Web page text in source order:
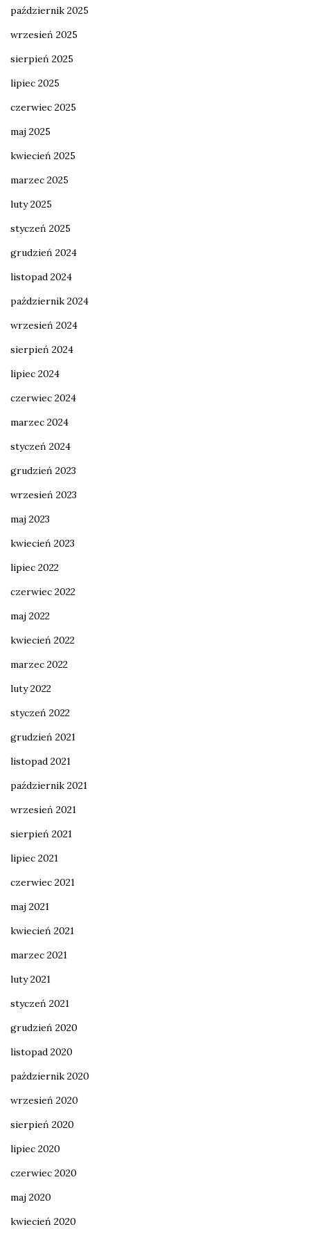
październik 2025
wrzesień 2025
sierpień 2025
lipiec 2025
czerwiec 2025
maj 2025
kwiecień 2025
marzec 2025
luty 2025
styczeń 2025
grudzień 2024
listopad 2024
październik 2024
wrzesień 2024
sierpień 2024
lipiec 2024
czerwiec 2024
marzec 2024
styczeń 2024
grudzień 2023
wrzesień 2023
maj 2023
kwiecień 2023
lipiec 2022
czerwiec 2022
maj 2022
kwiecień 2022
marzec 2022
luty 2022
styczeń 2022
grudzień 2021
listopad 2021
październik 2021
wrzesień 2021
sierpień 2021
lipiec 2021
czerwiec 2021
maj 2021
kwiecień 2021
marzec 2021
luty 2021
styczeń 2021
grudzień 2020
listopad 2020
październik 2020
wrzesień 2020
sierpień 2020
lipiec 2020
czerwiec 2020
maj 2020
kwiecień 2020